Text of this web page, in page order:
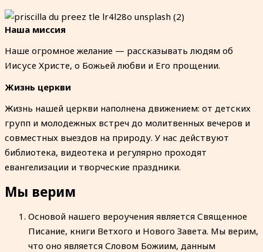
Наша миссия
Наше огромное желание — рассказывать людям об
Иисусе Христе, о Божьей любви и Его прощении.
Жизнь церкви
Жизнь нашей церкви наполнена движением: от детских
групп и молодежных встреч до молитвенных вечеров и
совместных выездов на природу. У нас действуют
библиотека, видеотека и регулярно проходят
евангелизации и творческие праздники.
Мы верим
Основой нашего вероучения является Священное
Писание, книги Ветхого и Нового Завета. Мы верим,
что оно является Словом Божиим, данным